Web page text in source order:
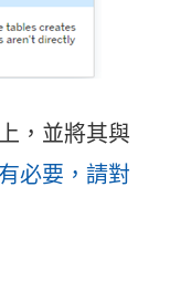
，並將其與
必要，請對